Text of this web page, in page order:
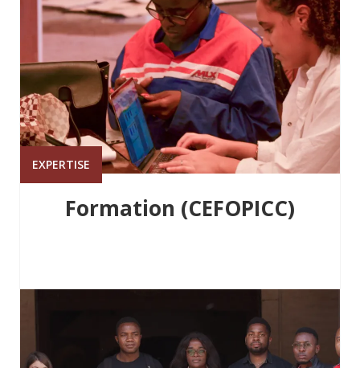
EXPERTISE
Formation (CEFOPICC)